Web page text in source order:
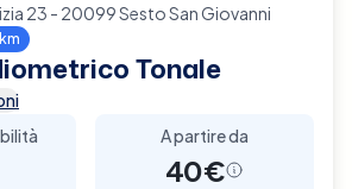
23 - 20099 Sesto San Giovanni
Tonale
A partire da
40€